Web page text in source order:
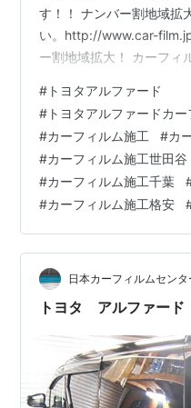
す！！ ナンバー割地域拡
い。http://www.car-
ー割地域拡大！ カーフィ
フィルム格安施工 ナンバ
ご覧下さい。http://
グ・ガラスコーティング
ボディコーティング・ガ
ャンペーン中！！ボディ
# トヨタアルファード
# トヨタアルファードカ
#カーフィルム施工 #カ
#カーフィルム施工世田谷
#カーフィルム施工千葉
#カーフィルム施工格安
日本カーフィルムセン
トヨタ アルファー